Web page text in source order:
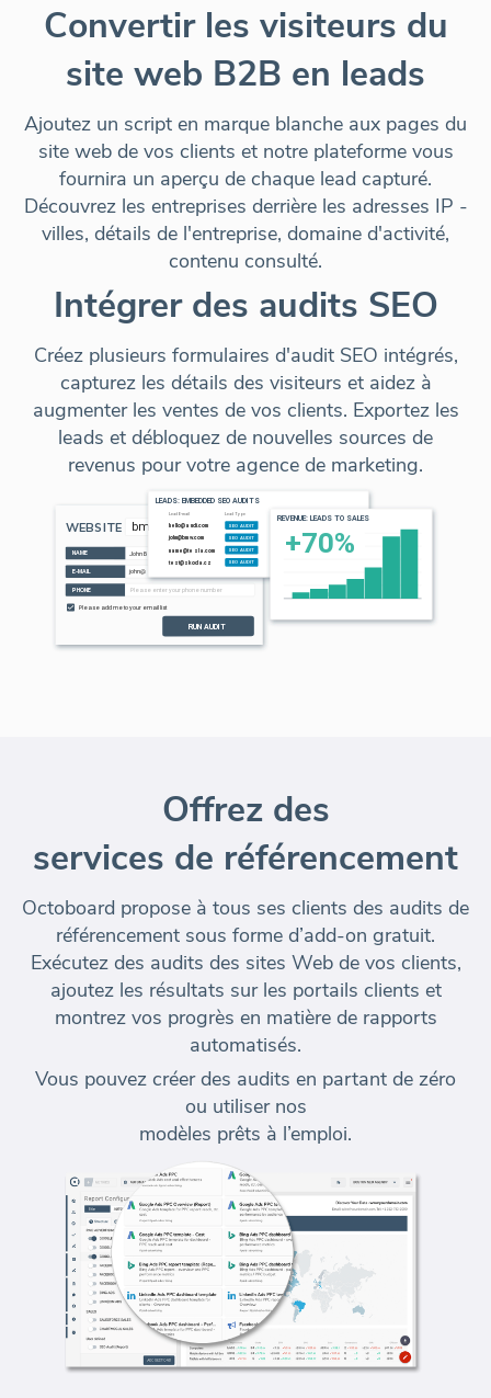
Convertir les visiteurs du
site web B2B en leads
Ajoutez un script en marque blanche aux pages du
site web de vos clients et notre plateforme vous
fournira un aperçu de chaque lead capturé.
Découvrez les entreprises derrière les adresses IP -
villes, détails de l'entreprise, domaine d'activité,
contenu consulté.
Intégrer des audits SEO
Créez plusieurs formulaires d'audit SEO intégrés,
capturez les détails des visiteurs et aidez à
augmenter les ventes de vos clients. Exportez les
leads et débloquez de nouvelles sources de
revenus pour votre agence de marketing.
Offrez des
services de référencement
Octoboard propose à tous ses clients des audits de
référencement sous forme d’add-on gratuit.
Exécutez des audits des sites Web de vos clients,
ajoutez les résultats sur les portails clients et
montrez vos progrès en matière de rapports
automatisés.
Vous pouvez créer des audits en partant de zéro
ou utiliser nos
modèles prêts à l’emploi.